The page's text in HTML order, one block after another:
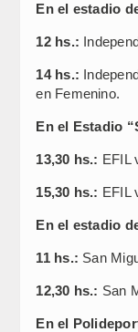
En el estadio
12 hs.:
14 hs.:
en Femenino.
En el Estadio
13,30 hs.: EFIL
15,30 hs.: EFIL
En el estadio
11 hs.: San
12,30 hs.: San
En el